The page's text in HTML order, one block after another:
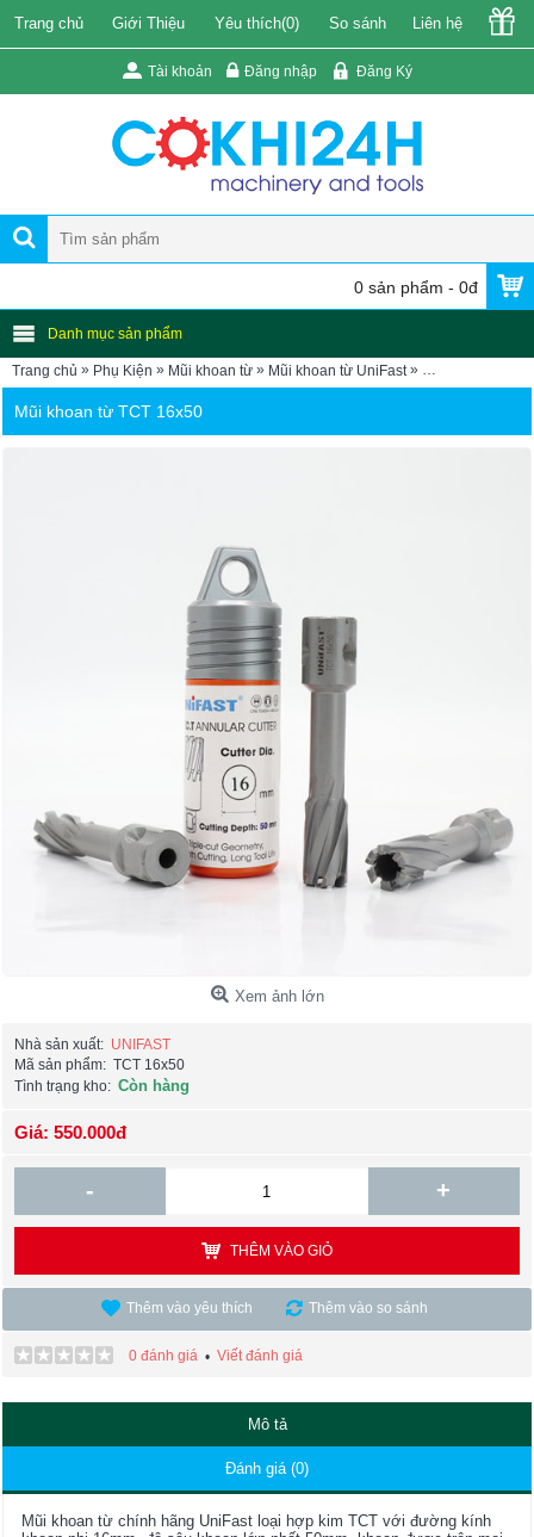
Trang chủ Giới Thiệu Yêu thích(0) So sánh Liên hệ
Tài khoản Đăng nhập Đăng Ký
0 sản phẩm - 0đ
Danh mục sản phẩm
Trang chủ » Phụ Kiện » Mũi khoan từ » Mũi khoan từ UniFast » Mũi khoan từ
Mũi khoan từ TCT 16x50
Xem ảnh lớn
Nhà sản xuất: UNIFAST
Mã sản phẩm: TCT 16x50
Tình trạng kho: Còn hàng
Giá: 550.000đ
- +
THÊM VÀO GIỎ
Thêm vào yêu thích Thêm vào so sánh
0 đánh giá • Viết đánh giá
Mô tả
Đánh giá (0)
Mũi khoan từ chính hãng UniFast loại hợp kim TCT với đường kính